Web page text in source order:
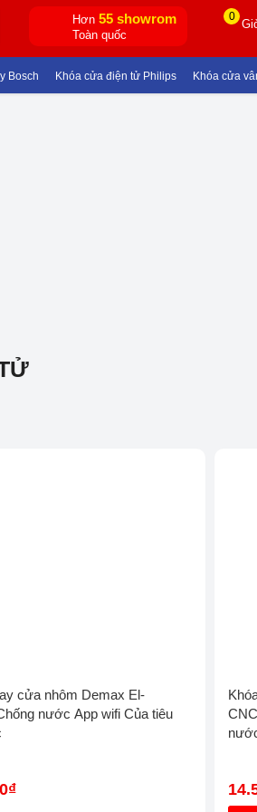
Hơn55 showrom
Toàn quốc
0
Khóa cửa điện tử Philips Khóa cửa vân
cửa nhôm Demax El-
nước App wifi Của tiêu
BN